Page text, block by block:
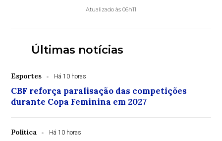
Atualizado às 06h11
Últimas notícias
Esportes Há 10 horas
CBF reforça paralisação das competições
durante Copa Feminina em 2027
Política Há 10 horas